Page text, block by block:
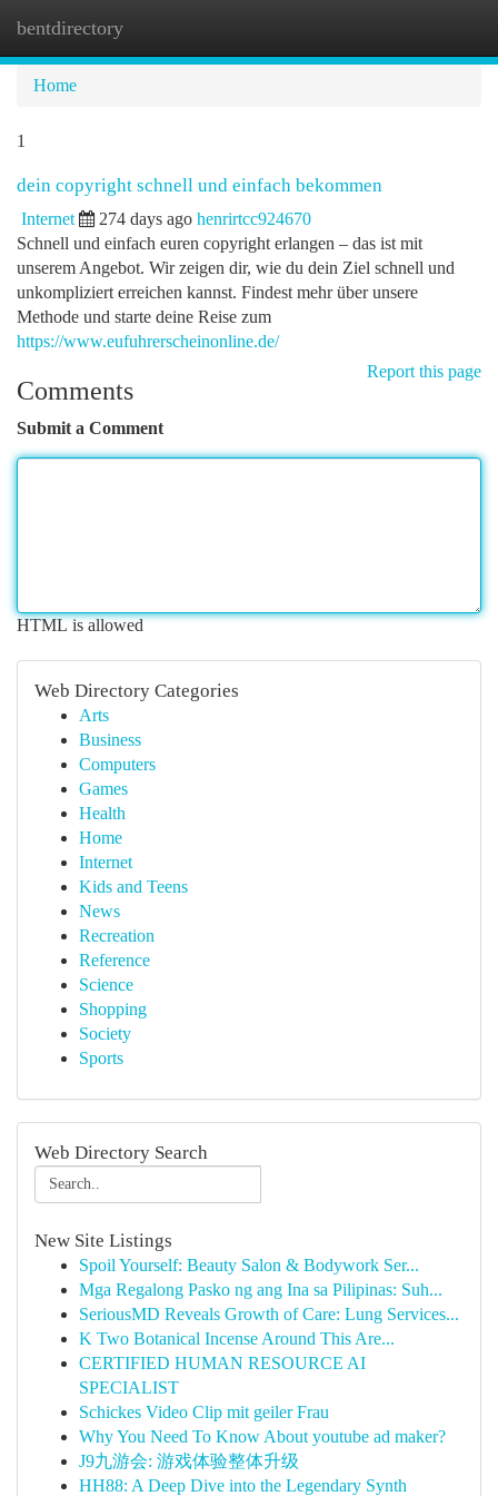
bentdirectory
Home
1
dein copyright schnell und einfach bekommen
Internet 274 days ago henrirtcc924670
Schnell und einfach euren copyright erlangen – das ist mit
unserem Angebot. Wir zeigen dir, wie du dein Ziel schnell und
unkompliziert erreichen kannst. Findest mehr über unsere
Methode und starte deine Reise zum
https://www.eufuhrerscheinonline.de/
Report this page
Comments
Submit a Comment
HTML is allowed
Web Directory Categories
Arts
Business
Computers
Games
Health
Home
Internet
Kids and Teens
News
Recreation
Reference
Science
Shopping
Society
Sports
Web Directory Search
New Site Listings
Spoil Yourself: Beauty Salon & Bodywork Ser...
Mga Regalong Pasko ng ang Ina sa Pilipinas: Suh...
SeriousMD Reveals Growth of Care: Lung Services...
K Two Botanical Incense Around This Are...
CERTIFIED HUMAN RESOURCE AI
SPECIALIST
Schickes Video Clip mit geiler Frau
Why You Need To Know About youtube ad maker?
J9九游会: 游戏体验整体升级
HH88: A Deep Dive into the Legendary Synth